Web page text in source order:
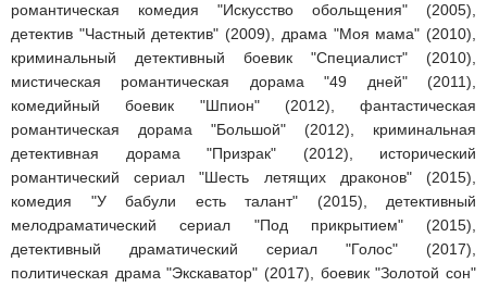
романтическая комедия "Искусство обольщения" (2005),
детектив "Частный детектив" (2009), драма "Моя мама" (2010),
криминальный детективный боевик "Специалист" (2010),
мистическая романтическая дорама "49 дней" (2011),
комедийный боевик "Шпион" (2012), фантастическая
романтическая дорама "Большой" (2012), криминальная
детективная дорама "Призрак" (2012), исторический
романтический сериал "Шесть летящих драконов" (2015),
комедия "У бабули есть талант" (2015), детективный
мелодраматический сериал "Под прикрытием" (2015),
детективный драматический сериал "Голос" (2017),
политическая драма "Экскаватор" (2017), боевик "Золотой сон"